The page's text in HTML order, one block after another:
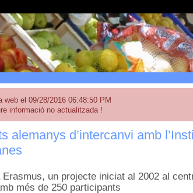
web el 09/28/2016 06:48:50 PM
informació no actualitzada !
alemanys d’intercanvi amb
un projecte iniciat al 2002 al
més de 250 participants